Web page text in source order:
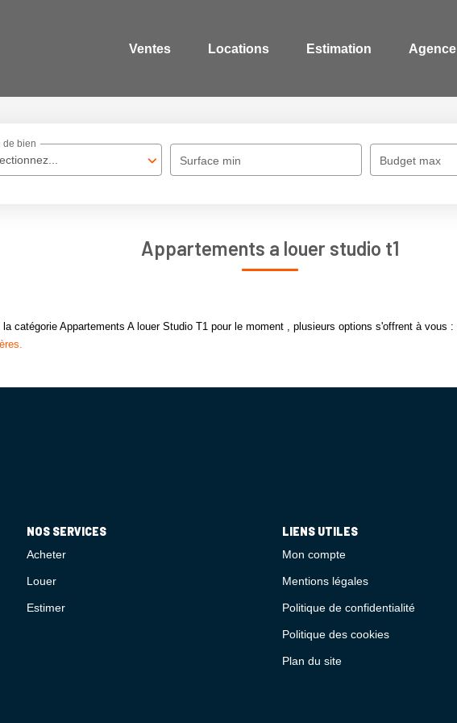
Ventes Locations Estimation Agence
de bien
Surface min Budget max
Appartements a louer studio t1
catégorie Appartements A louer Studio T1 pour le moment , plusieurs options s'offrent à vous :
NOS SERVICES
Acheter
Louer
Estimer
LIENS UTILES
Mon compte
Mentions légales
Politique de confidentialité
Politique des cookies
Plan du site